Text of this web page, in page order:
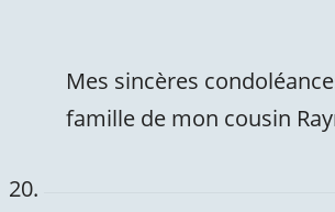
Mes sincères
famille de mon cousin